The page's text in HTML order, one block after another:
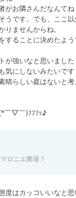
がお隣さんだなんてね
うです。でも、ここ
りませんからね。
することに決めたよ
が強いなと思いました
気にしないみたいです
晴らしい庭はないと
￣▽￣)ﾌﾌﾌｯ♪
ロニエ農場 1
度はカッコいいなと思